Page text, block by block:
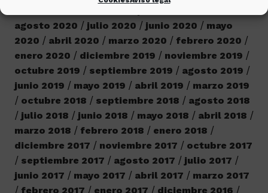
agosto 2020
julio 2020 junio 2020
mayo
2020
abril 2020 marzo 2020
febrero 2020
enero 2020
diciembre 2019
noviembre 2019
octubre 2019
septiembre 2019
agosto 2019
junio 2019
mayo 2019 abril 2019
marzo 2019
octubre 2018
septiembre 2018
agosto 2018
julio 2018
junio 2018 mayo 2018
abril 2018
marzo 2018
febrero 2018
enero 2018
diciembre 2017
noviembre 2017
octubre 2017
septiembre 2017
agosto 2017
julio 2017
junio 2017
mayo 2017 abril 2017
marzo 2017
febrero 2017
enero 2017
diciembre 2016